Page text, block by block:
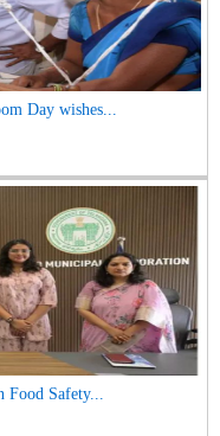
Day wishes...
Food Safety...